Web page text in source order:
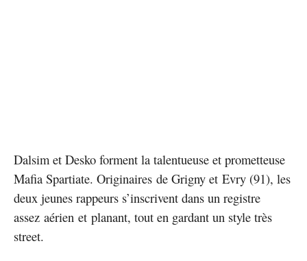
Dalsim et Desko forment la talentueuse et prometteuse
Mafia Spartiate. Originaires de Grigny et Evry (91), les
deux jeunes rappeurs s’inscrivent dans un registre
assez aérien et planant, tout en gardant un style très
street.